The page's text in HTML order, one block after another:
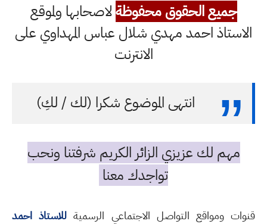
جميع الحقوق محفوظةلاصحابها ولموقع
الاستاذ احمد مهدي شلال عباس المهداوي على
الانترنت
انتهى الموضوع شكرا (لك / لكِ)
مهم لك عزيزي الزائر الكريم شرفتنا ونحب
تواجدك معنا
قنوات ومواقع التواصل الاجتماعي الرسمية للاستاذ احمد